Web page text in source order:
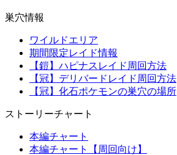
巣穴情報
ワイルドエリア
期間限定レイド情報
【鎧】ハピナスレイド周回方法
【冠】デリバードレイド周回方法
【冠】化石ポケモンの巣穴の場所
ストーリーチャート
本編チャート
本編チャート【周回向け】